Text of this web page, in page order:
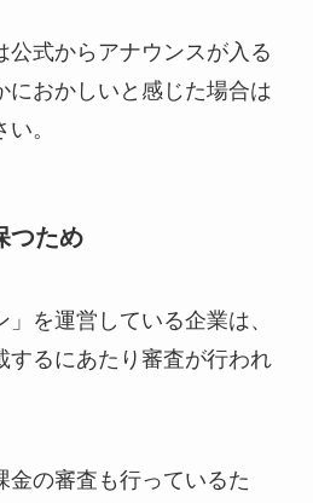
公式からアナウンスが入る
におかしいと感じた場合は
。
つため
」を運営している企業は、
するにあたり審査が行われ
金の審査も行っているた